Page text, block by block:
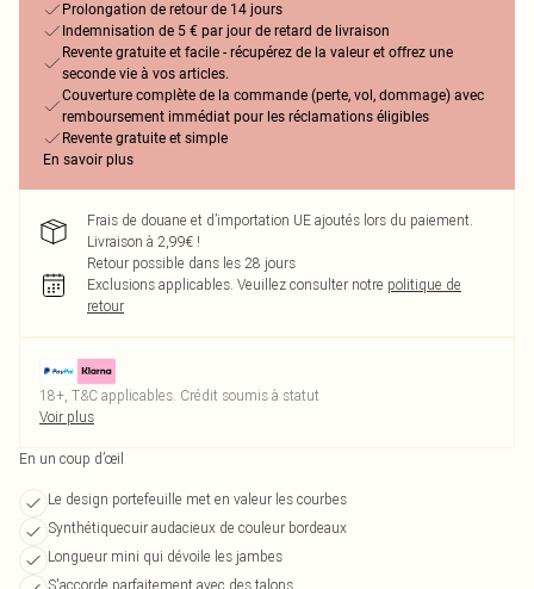
Prolongation de retour de 14 jours
Indemnisation de 5 € par jour de retard de livraison
Revente gratuite et facile - récupérez de la valeur et offrez une
seconde vie à vos articles.
Couverture complète de la commande (perte, vol, dommage) avec
remboursement immédiat pour les réclamations éligibles
Revente gratuite et simple
En savoir plus
Frais de douane et d’importation UE ajoutés lors du paiement.
Livraison à 2,99€ !
Retour possible dans les 28 jours
Exclusions applicables. Veuillez consulter notre politique de
retour
18+, T&C applicables. Crédit soumis à statut
Voir plus
En un coup d’œil
Le design portefeuille met en valeur les courbes
Synthétiquecuir audacieux de couleur bordeaux
Longueur mini qui dévoile les jambes
S'accorde parfaitement avec des talons